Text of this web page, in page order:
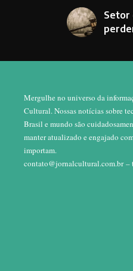
Setor
Mergulhe no universo da
Cultural. Nossas notícias sobre
Brasil e mundo são
manter atualizado e engajado
importam.
contato@jornalcultural.com.br–